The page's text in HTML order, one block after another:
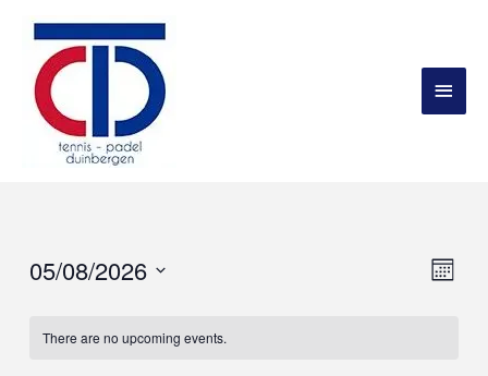
Month
05/08/2026
There are no upcoming events.